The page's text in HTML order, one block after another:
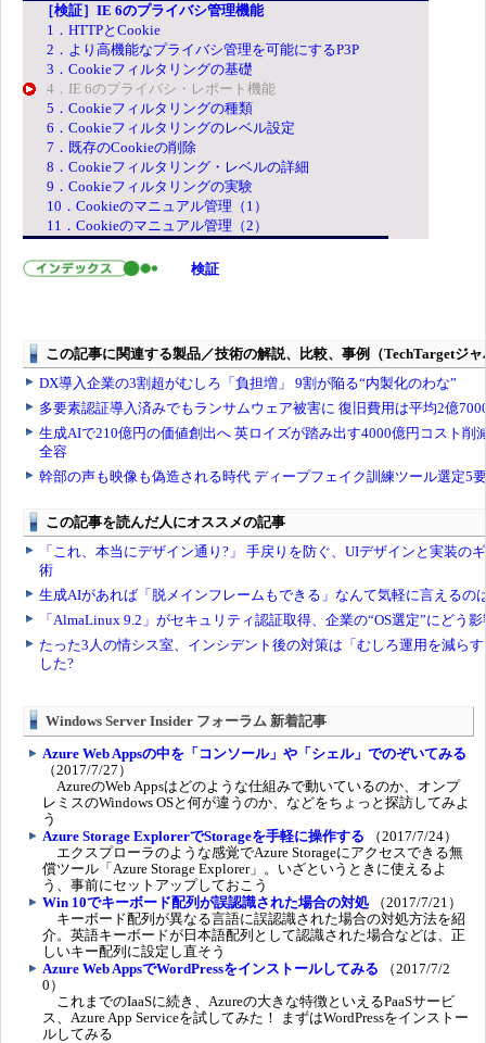
［検証］IE 6のプライバシ管理機能
1．HTTPとCookie
2．より高機能なプライバシ管理を可能にするP3P
3．Cookieフィルタリングの基礎
4．IE 6のプライバシ・レポート機能
5．Cookieフィルタリングの種類
6．Cookieフィルタリングのレベル設定
7．既存のCookieの削除
8．Cookieフィルタリング・レベルの詳細
9．Cookieフィルタリングの実験
10．Cookieのマニュアル管理（1）
11．Cookieのマニュアル管理（2）
検証
Windows Server Insider フォーラム 新着記事
Azure Web Appsの中を「コンソール」や「シェル」でのぞいてみる
（2017/7/27）
AzureのWeb Appsはどのような仕組みで動いているのか、オンプ
レミスのWindows OSと何が違うのか、などをちょっと探訪してみよ
う
Azure Storage ExplorerでStorageを手軽に操作する （2017/7/24）
エクスプローラのような感覚でAzure Storageにアクセスできる無
償ツール「Azure Storage Explorer」。いざというときに使えるよ
う、事前にセットアップしておこう
Win 10でキーボード配列が誤認識された場合の対処 （2017/7/21）
キーボード配列が異なる言語に誤認識された場合の対処方法を紹
介。英語キーボードが日本語配列として認識された場合などは、正
しいキー配列に設定し直そう
Azure Web AppsでWordPressをインストールしてみる （2017/7/2
0）
これまでのIaaSに続き、Azureの大きな特徴といえるPaaSサービ
ス、Azure App Serviceを試してみた！ まずはWordPressをインストー
ルしてみる